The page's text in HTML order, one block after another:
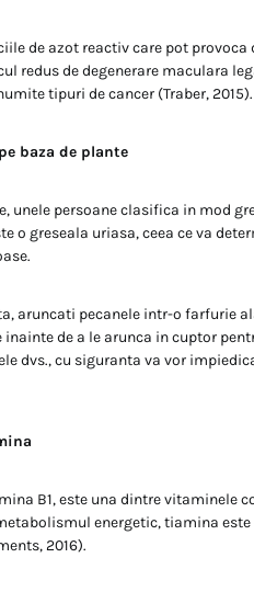
de azot reactiv care pot provoca
redus de degenerare maculara
tipuri de cancer (Traber, 2015).
baza de plante
unele persoane clasifica in mod
o greseala uriasa, ceea ce va
aruncati pecanele intr-o farfurie
de a le arunca in cuptor
dvs., cu siguranta va vor
B1, este una dintre vitaminele
energetic, tiamina
2016).